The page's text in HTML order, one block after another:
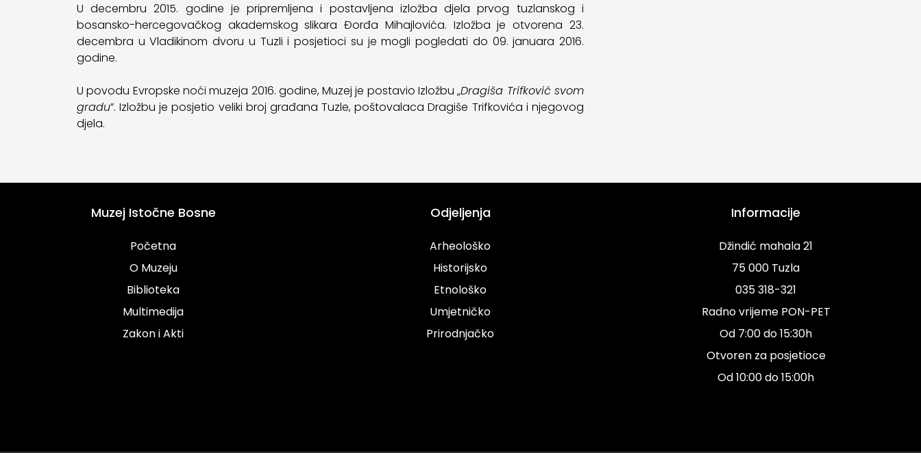
U decembru 2015. godine je pripremljena i postavljena izložba djela prvog tuzlanskog i
bosansko-hercegovačkog akademskog slikara Đorđa Mihajlovića. Izložba je otvorena 23.
decembra u Vladikinom dvoru u Tuzli i posjetioci su je mogli pogledati do 09. januara 2016.
godine.
U povodu Evropske noći muzeja 2016. godine, Muzej je postavio Izložbu „Dragiša Trifković svom
gradu”. Izložbu je posjetio veliki broj građana Tuzle, poštovalaca Dragiše Trifkovića i njegovog
djela.
Muzej Istočne Bosne
Početna
O Muzeju
Biblioteka
Multimedija
Zakon i Akti
Odjeljenja
Arheološko
Historijsko
Etnološko
Umjetničko
Prirodnjačko
Informacije
Džindić mahala 21
75 000 Tuzla
035 318-321
Radno vrijeme PON-PET
Od 7:00 do 15:30h
Otvoren za posjetioce
Od 10:00 do 15:00h